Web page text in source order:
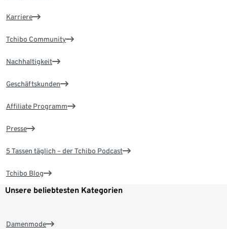
Karriere
Tchibo Community
Nachhaltigkeit
Geschäftskunden
Affiliate Programm
Presse
5 Tassen täglich – der Tchibo Podcast
Tchibo Blog
Unsere beliebtesten Kategorien
Damenmode